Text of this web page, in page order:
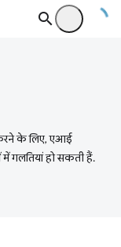
के लिए, एआई
गलतियां हो सकती हैं.